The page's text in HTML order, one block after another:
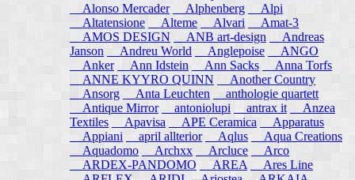
Alonso Mercader
Alphenberg
Alpi
Altatensione
Alteme Alvari
Amat-3
AMOS DESIGN
ANB art-design
Andreas
Janson
Andreu World Anglepoise
ANGO
Anker
Ann Idstein Ann Sacks
Anna Torfs
ANNE KYYRO QUINN
Another Country
Ansorg
Anta Leuchten
anthologie quartett
Antique Mirror
antoniolupi antrax it
Anzea
Textiles
Apavisa APE Ceramica
Apparatus
Appiani
april allterior Aqlus Aqua Creations
Aquadomo
Archxx Arcluce
Arco
ARDEX-PANDOMO
AREA
Ares Line